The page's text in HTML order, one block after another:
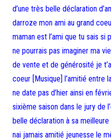
d’une très belle déclaration
darroze mon ami au grand
maman est l’ami que tu sais
ne pourrais pas imaginer ma
de vente et de générosité je
coeur [Musique] l’amitié entre
ne date pas d’hier ainsi en
sixième saison dans le jury de
belle déclaration à sa
nai jamais amitié jeunesse le